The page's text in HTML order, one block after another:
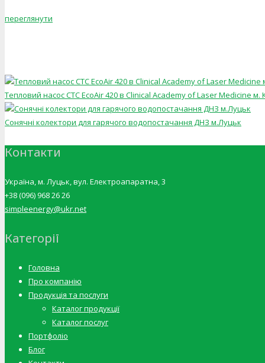
переглянути
Тепловий насос CTC EcoAir 420 в Clinical Academy of Laser Medicine м.
Сонячні колектори для гарячого водопостачання ДНЗ м.Луцьк
Контакти
Україна, м. Луцьк, вул. Електроапаратна, 3
+38 (096) 968 26 26
simpleenergy@ukr.net
Категорії
Головна
Про компанію
Продукція та послуги
Каталог продукції
Каталог послуг
Портфоліо
Блог